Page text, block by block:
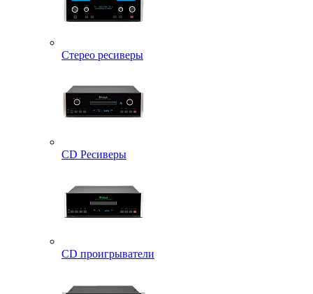
Стерео ресиверы
CD Ресиверы
CD проигрыватели